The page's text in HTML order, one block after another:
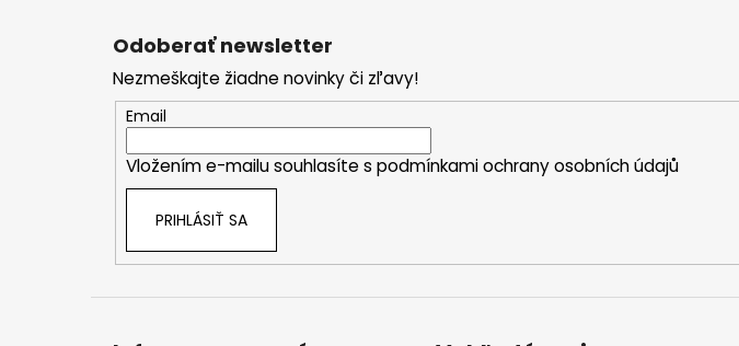
Odoberať newsletter
Nezmeškajte žiadne novinky či zľavy!
Email
Vložením e-mailu souhlasíte s podmínkami ochrany osobních údajů
PRIHLÁSIŤ SA